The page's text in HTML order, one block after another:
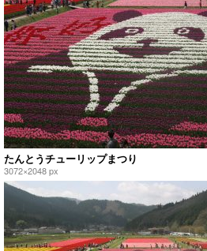
たんとうチューリップまつり
3072×2048 px